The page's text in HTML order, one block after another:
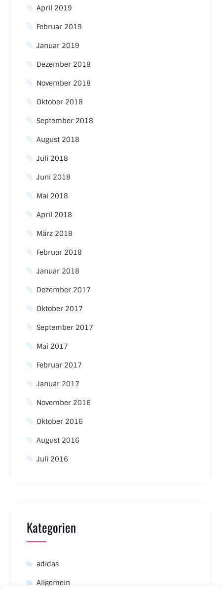
April 2019
Februar 2019
Januar 2019
Dezember 2018
November 2018
Oktober 2018
September 2018
August 2018
Juli 2018
Juni 2018
Mai 2018
April 2018
März 2018
Februar 2018
Januar 2018
Dezember 2017
Oktober 2017
September 2017
Mai 2017
Februar 2017
Januar 2017
November 2016
Oktober 2016
August 2016
Juli 2016
Kategorien
adidas
Allgemein